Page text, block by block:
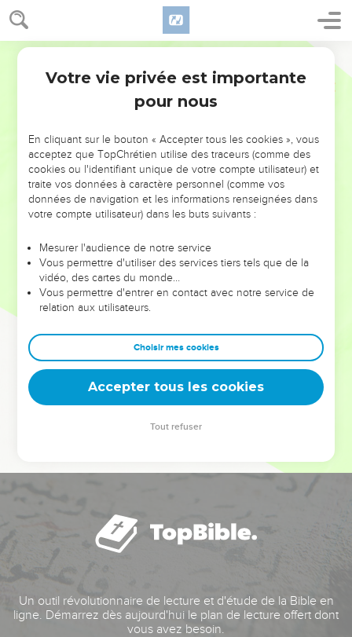
NE MANQUEZ PAS L’ÉVÉNEMENT
DE L’ANNÉE !
ET SI LEURS ERREURS POUVAIENT VOUS ÉVITER LES
VOTRES ?
leur foi ou leur vision. Mais on voit moins les doutes, les erreurs
et les saisons difficiles qu'ils ont traversés, alors même que ce
sont elles qui les ont façonnés.
Dans cette conférence, leaders, entrepreneurs, et responsables
clés pour avancer avec plus de sagesse afin que leurs erreurs
deviennent vos tremplins. Que vous guidiez un ministère, une
équipe, un groupe ou une famille, leur expérience est faite
Un outil révolutionnaire de lecture et d'étude de la Bible en
ligne. Démarrez dès aujourd'hui le plan de lecture offert dont
vous avez besoin.
Votre vie privée est importante
pour nous
En cliquant sur le bouton « Accepter tous les cookies », vous
acceptez que TopChrétien utilise des traceurs (comme des
cookies ou l'identifiant unique de votre compte utilisateur) et
traite vos données à caractère personnel (comme vos
données de navigation et les informations renseignées dans
votre compte utilisateur) dans les buts suivants :
Mesurer l'audience de notre service
Vous permettre d'utiliser des services tiers tels que de la
vidéo, des cartes du monde…
Vous permettre d'entrer en contact avec notre service de
relation aux utilisateurs.
Choisir mes cookies
Accepter tous les cookies
Tout refuser